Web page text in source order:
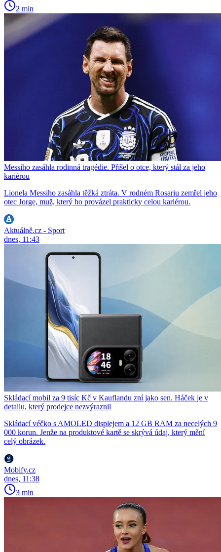
2 min
Messiho zasáhla rodinná tragédie. Přišel o otce, který stál za jeho
kariérou
Lionela Messiho zasáhla těžká ztráta. V rodném Rosariu zemřel jeho
otec Jorge, muž, který ho provázel prakticky celou kariérou.
Aktuálně.cz - Sport
dnes, 11:43
Skládací mobil za 9 tisíc Kč v Kauflandu zní jako sen. Háček je v
detailu, který prodejce nezvýraznil
Skládací véčko s AMOLED displejem a 12 GB RAM za necelých 9
000 korun. Jenže na produktové kartě se skrývá údaj, který mění
celý obrázek.
Mobify.cz
dnes, 11:38
3 min